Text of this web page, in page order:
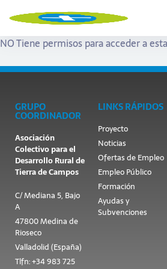
NO Tiene permisos para acceder a
GRUPO
COORDINADOR
Asociación
Colectivo para el
Desarrollo Rural de
Tierra de Campos
C/ Mediana 5, Bajo
A
47800 Medina de
Rioseco
Valladolid (España)
Tlfn: +34 983 725
LINKS RÁPIDOS
Proyecto
Noticias
Ofertas de Empleo
Empleo Público
Formación
Ayudas y
Subvenciones